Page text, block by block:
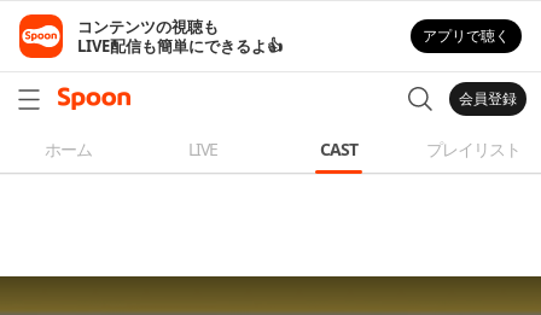
コンテンツの視聴も
LIVE配信も簡単にできるよ👍
アプリで聴く
会員登録
ホーム LIVE CAST プレイリスト